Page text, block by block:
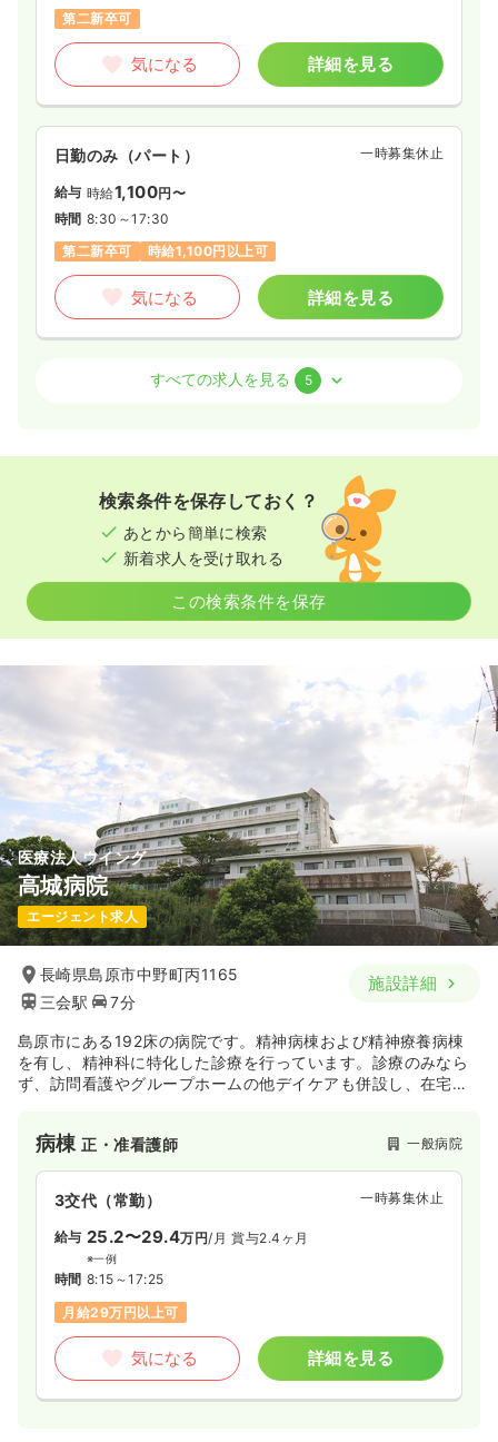
第二新卒可
気になる 詳細を見る
日勤のみ（パート） 一時募集休止
給与 時給1,100円〜
時間 8:30～17:30
第二新卒可
時給1,100円以上可
気になる 詳細を見る
正・准看護師
8:30～17:30（休憩60分）
月給24万円以上可
気になる 詳細を見る
日勤のみ（パート） 一時募集休止
（休憩60分）
気になる 詳細を見る
外来正・准看護師 一般病院
日勤のみ（常勤） 一時募集休止
給与 18.3〜28.3万円/月 賞与2.3ヶ月
※一例
時間 8:30～17:30
気になる 詳細を見る
給与 お問い合わせください
ブランク可
気になる
その他正看護師 一般病院
すべての求人を見る 5
検索条件を保存しておく？
あとから簡単に検索
新着求人を受け取れる
この検索条件を保存
医療法人ウイング
高城病院
エージェント求人
長崎県島原市中野町丙1165
三会駅
7分
施設詳細
島原市にある192床の病院です。精神病棟および精神療養病棟
を有し、精神科に特化した診療を行っています。診療のみなら
ず、訪問看護やグループホームの他デイケアも併設し、在宅復
病棟正・准看護師 一般病院
3交代（常勤） 一時募集休止
給与 25.2〜29.4万円/月 賞与2.4ヶ月
※一例
時間 8:15～17:25
月給29万円以上可
気になる 詳細を見る